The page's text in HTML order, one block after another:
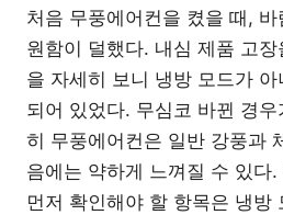
처음 무풍에어컨을 켰을 때,
원함이 덜했다. 내심 제품 고
을 자세히 보니 냉방 모드가
되어 있었다. 무심코 바뀐 경
히 무풍에어컨은 일반 강풍과
음에는 약하게 느껴질 수 있다
먼저 확인해야 할 항목은 냉방